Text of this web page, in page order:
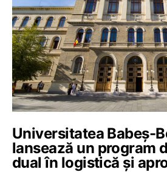
Universitatea Babeș-
lansează un program
dual în logistică și